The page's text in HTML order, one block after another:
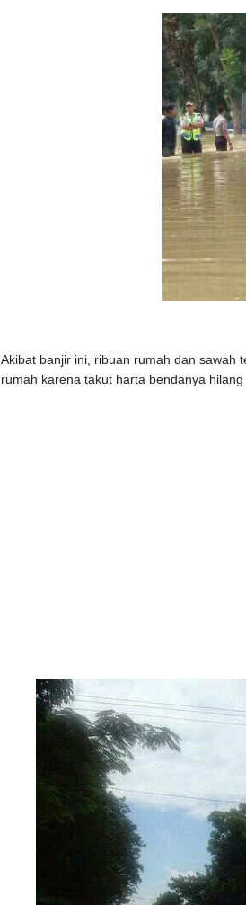
Akibat banjir ini, ribuan rumah dan sawah
rumah karena takut harta bendanya